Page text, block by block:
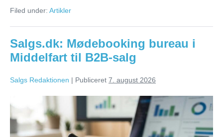
i
til
salg
Filed under: Artikler
Salgs.dk: Mødebooking bureau i
Middelfart til B2B-salg
Salgs Redaktionen | Publiceret 7. august 2026
Salgs.dk:
Mødebooking
bureau